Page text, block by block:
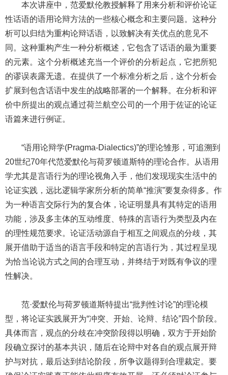
本次讲座中，范爱默伦教授解释了用来分析和评价论证
性话语的语用论辩方法的一些核心概念和主要问题。这种分
析可以归结为重构论辩话语，以致解决有关优点的意见不
同。这种重构产生一种分析概述，它包含了话语的最为重要
的元素。这个分析概述充当一个评价的分析起点，它把所犯
的谬误表露无遗。在提供了一个标准分析之后，这个分析会
扩展到包含话语中发生的战略部署的一个解释。在分析和评
价中所提出的观点通过荷兰航空公司的一个用于佐证的论证
语篇来进行例证。
“语用论辩学(Pragma-Dialectics)”的理论雏形，可追溯到
20世纪70年代范爱默伦与荷罗顿道斯特的理论合作。从语用
学尤其是言语行为的理论视角入手，他们发现现实生活中的
论证实践，远比逻辑学家所分析的简单“推演”要复杂得多。作
为一种语言交际行为的复合体，论证明显具有其特定的语用
功能，涉及多主体的互动维度、特殊的言语行为类型及内在
的理性规范要求。论证活动源自于相互之间观点的分歧，其
展开借助于适当的语言手段和特定的言语行为，其过程呈现
为恰当论说方式之间的合理互动，并终结于对既有争议的理
性解决。
范·爱默伦与荷罗顿道斯特提出“批判性讨论”的理论模
型，将论证实践展开为“冲突、开始、论辩、结论”四个阶段。
具体而言，观点的分歧在冲突阶段得以明确，双方于开始阶
段确立探讨的基本共识，随后在论辩中对各自的观点展开辩
护与对抗，最后达到结论阶段，所争议题得到合理裁定。要